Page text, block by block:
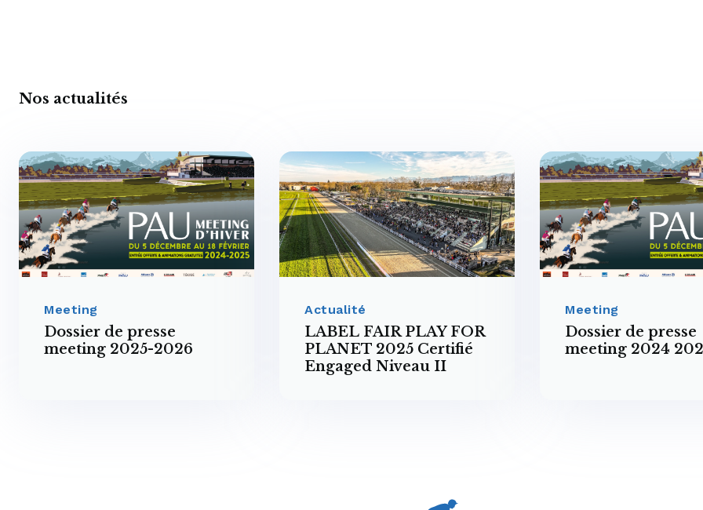
Nos actualités
Meeting
Dossier de presse
meeting 2025-2026
Actualité
LABEL FAIR PLAY FOR
PLANET 2025 Certifié
Engaged Niveau II
Meeting
Dossier de presse
meeting 2024